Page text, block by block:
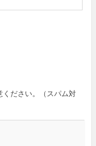
ください。（スパム対